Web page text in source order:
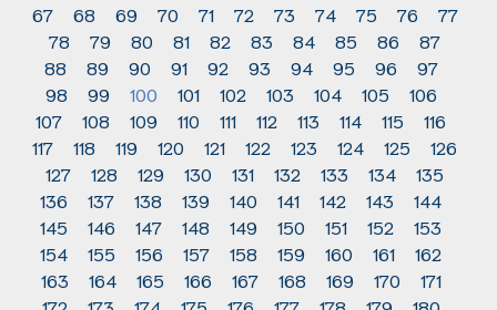
67
68 69 70 71 72 73 74 75 76
77
78
79 80 81 82 83 84 85 86
87
88
89 90 91 92 93 94 95 96
97
98
99 100 101 102 103 104 105
106
107
108 109 110 111 112 113 114 115
116
117
118 119 120 121 122 123 124 125
126
127
128 129 130 131 132 133 134
135
136
137 138 139 140 141 142 143
144
145
146 147 148 149 150 151 152
153
154
155 156 157 158 159 160 161
162
163
164 165 166 167 168 169 170
171